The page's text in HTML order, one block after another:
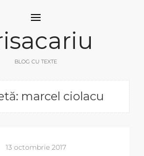
BLOG CU TEXTE
marcel ciolacu
13 octombrie 2017